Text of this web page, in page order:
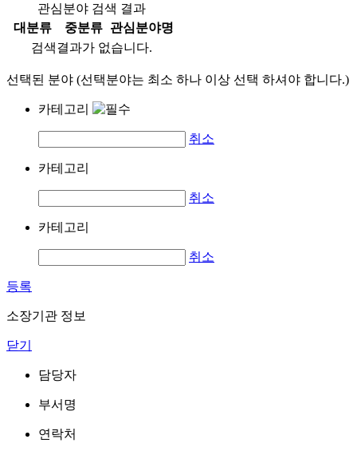
관심분야 검색 결과
대분류
중분류
관심분야명
검색결과가 없습니다.
선택된 분야 (선택분야는 최소 하나 이상 선택 하셔야 합니다.)
카테고리
취소
카테고리
취소
카테고리
취소
등록
소장기관 정보
닫기
담당자
부서명
연락처